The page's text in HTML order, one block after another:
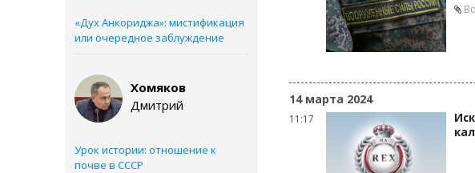
«Дух Анкориджа»: мистификация
или очередное заблуждение
Хомяков
Дмитрий
Урок истории: отношение к
почве в СССР
14 марта 2024
11:17